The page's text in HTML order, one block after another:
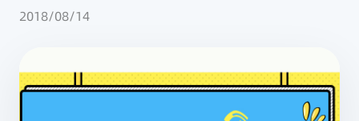
2018/08/14